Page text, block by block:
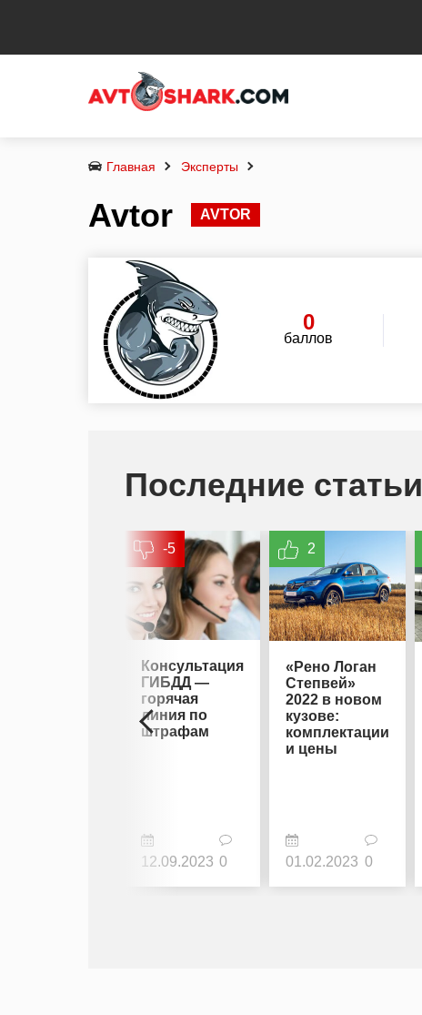
Главная Эксперты
Avtor AVTOR
0
баллов
Последние статьи
-5
Консультация
ГИБДД —
горячая
линия по
штрафам
12.09.2023 0
2
«Рено Логан
Степвей»
2022 в новом
кузове:
комплектации
и цены
01.02.2023 0